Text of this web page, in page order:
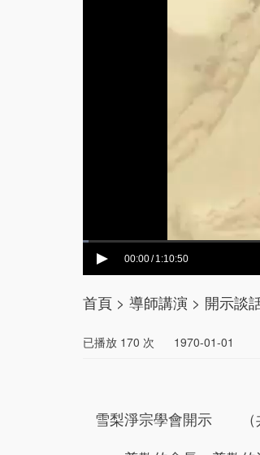
00:00/ 1:10:50
首頁 > 導師講演 > 開示談
已播放 170 次 1970-01-01
雪梨淨宗學會開示